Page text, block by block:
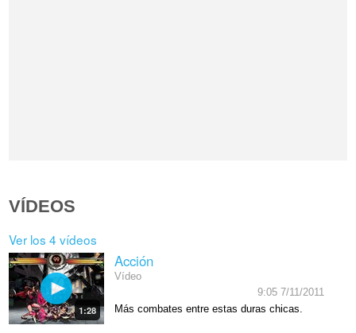
VÍDEOS
Ver los 4 vídeos
1:28
Acción
Vídeo
9:05 7/11/2011
Más combates entre estas duras chicas.